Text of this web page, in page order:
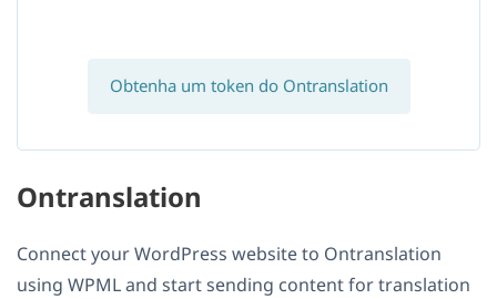
Obtenha um token do Ontranslation
Ontranslation
Connect your WordPress website to Ontranslation
using WPML and start sending content for translation